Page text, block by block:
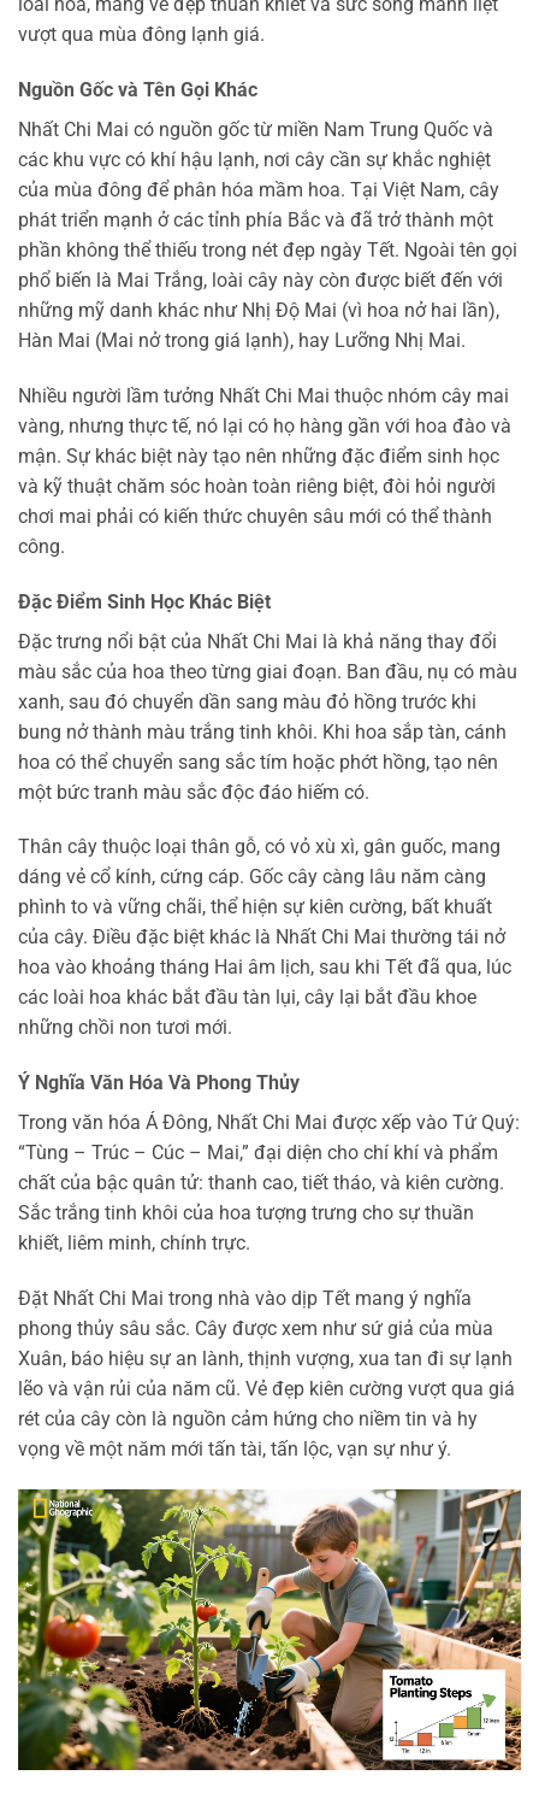
vượt qua mùa đông lạnh giá.
Nguồn Gốc và Tên Gọi Khác
Nhất Chi Mai có nguồn gốc từ miền Nam Trung Quốc và
các khu vực có khí hậu lạnh, nơi cây cần sự khắc nghiệt
của mùa đông để phân hóa mầm hoa. Tại Việt Nam, cây
phát triển mạnh ở các tỉnh phía Bắc và đã trở thành một
phần không thể thiếu trong nét đẹp ngày Tết. Ngoài tên gọi
phổ biến là Mai Trắng, loài cây này còn được biết đến với
những mỹ danh khác như Nhị Độ Mai (vì hoa nở hai lần),
Hàn Mai (Mai nở trong giá lạnh), hay Lưỡng Nhị Mai.
Nhiều người lầm tưởng Nhất Chi Mai thuộc nhóm cây mai
vàng, nhưng thực tế, nó lại có họ hàng gần với hoa đào và
mận. Sự khác biệt này tạo nên những đặc điểm sinh học
và kỹ thuật chăm sóc hoàn toàn riêng biệt, đòi hỏi người
chơi mai phải có kiến thức chuyên sâu mới có thể thành
công.
Đặc Điểm Sinh Học Khác Biệt
Đặc trưng nổi bật của Nhất Chi Mai là khả năng thay đổi
màu sắc của hoa theo từng giai đoạn. Ban đầu, nụ có màu
xanh, sau đó chuyển dần sang màu đỏ hồng trước khi
bung nở thành màu trắng tinh khôi. Khi hoa sắp tàn, cánh
hoa có thể chuyển sang sắc tím hoặc phớt hồng, tạo nên
một bức tranh màu sắc độc đáo hiếm có.
Thân cây thuộc loại thân gỗ, có vỏ xù xì, gân guốc, mang
dáng vẻ cổ kính, cứng cáp. Gốc cây càng lâu năm càng
phình to và vững chãi, thể hiện sự kiên cường, bất khuất
của cây. Điều đặc biệt khác là Nhất Chi Mai thường tái nở
hoa vào khoảng tháng Hai âm lịch, sau khi Tết đã qua, lúc
các loài hoa khác bắt đầu tàn lụi, cây lại bắt đầu khoe
những chồi non tươi mới.
Ý Nghĩa Văn Hóa Và Phong Thủy
Trong văn hóa Á Đông, Nhất Chi Mai được xếp vào Tứ Quý:
“Tùng – Trúc – Cúc – Mai,” đại diện cho chí khí và phẩm
chất của bậc quân tử: thanh cao, tiết tháo, và kiên cường.
Sắc trắng tinh khôi của hoa tượng trưng cho sự thuần
khiết, liêm minh, chính trực.
Đặt Nhất Chi Mai trong nhà vào dịp Tết mang ý nghĩa
phong thủy sâu sắc. Cây được xem như sứ giả của mùa
Xuân, báo hiệu sự an lành, thịnh vượng, xua tan đi sự lạnh
lẽo và vận rủi của năm cũ. Vẻ đẹp kiên cường vượt qua giá
rét của cây còn là nguồn cảm hứng cho niềm tin và hy
vọng về một năm mới tấn tài, tấn lộc, vạn sự như ý.